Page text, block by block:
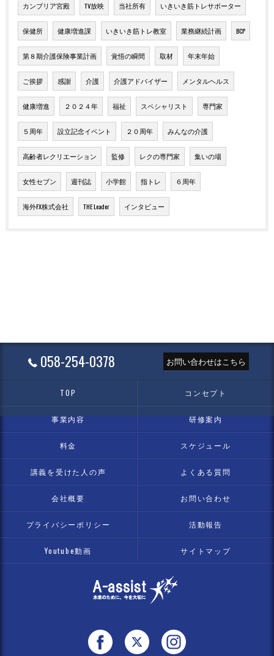
カンブリア宮殿 TV放映 当社所有 いきいき筋トレサポーター
保健所 健康増進課 いきいき筋トレ教室 業務継続計画 BCP
第８期介護保険事業計画 覚悟の瞬間 取材 年末年始
ご挨拶 感謝 介護 介護アドバイザー メンタルヘルス
健康増進 ２０２４年 福祉 スペシャリスト 専門家
５周年 設立記念イベント ２０周年 みんなの介護
高齢者レクリエーション 監修 レクの専門家 集いの場
女性セブン 週刊誌 小学館 指トレ ６周年
海外FX株式会社 THE Leader インタビュー
058-254-0378 お問い合わせはこちら
TOP コンセプト
事業内容 研修案内
料金 スケジュール
講義を受けた人の声 よくある質問
会社概要 お問い合わせ
プライバシーポリシー 活動報告
Youtube動画 サイトマップ